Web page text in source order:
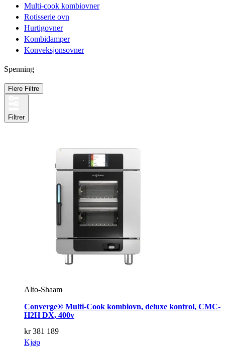
Multi-cook kombiovner
Rotisserie ovn
Hurtigovner
Kombidamper
Konveksjonsovner
Spenning
Flere Filtre
Filtrer
Alto-Shaam
Converge® Multi-Cook kombiovn, deluxe kontrol, CMC-
H2H DX, 400v
kr381 189
Kjøp